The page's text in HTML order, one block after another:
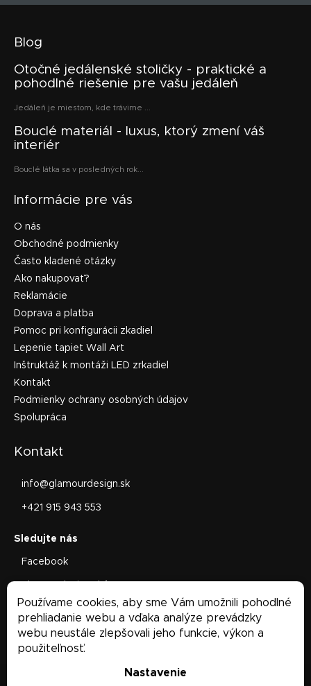
Používame cookies, aby sme Vám umožnili pohodlné
prehliadanie webu a vďaka analýze prevádzky
webu neustále zlepšovali jeho funkcie, výkon a
použiteľnosť.
Nastavenie
Blog
Otočné jedálenské stoličky - praktické a
pohodlné riešenie pre vašu jedáleň
Jedáleň je miestom, kde trávime ...
Bouclé materiál - luxus, ktorý zmení váš
interiér
Bouclé látka sa v posledných rok...
Informácie pre vás
O nás
Obchodné podmienky
Často kladené otázky
Ako nakupovať?
Reklamácie
Doprava a platba
Pomoc pri konfigurácii zkadiel
Lepenie tapiet Wall Art
Inštruktáž k montáži LED zrkadiel
Kontakt
Podmienky ochrany osobných údajov
Spolupráca
Kontakt
info@glamourdesign.sk
+421 915 943 553
Facebook
Facebook